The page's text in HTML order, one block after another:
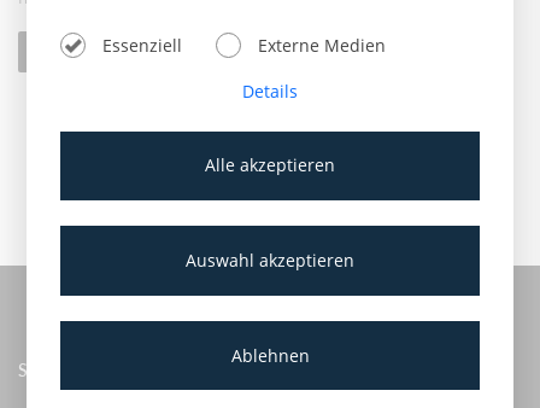
SERVICE
Essenziell
Externe Medien
Details
Alle akzeptieren
Auswahl akzeptieren
Ablehnen